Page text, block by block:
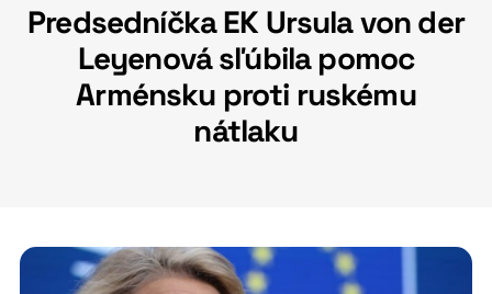
Predsedníčka EK Ursula von der
Leyenová sľúbila pomoc
Arménsku proti ruskému
nátlaku